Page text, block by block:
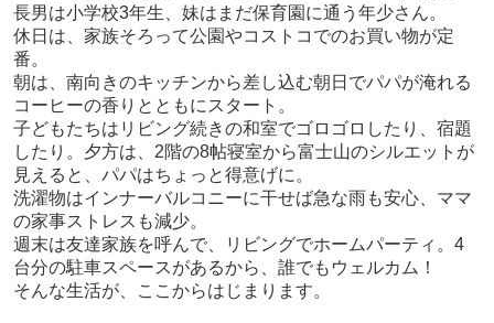
長男は小学校3年生、妹はまだ保育園に通う年少さん。
休日は、家族そろって公園やコストコでのお買い物が定
番。
朝は、南向きのキッチンから差し込む朝日でパパが淹れる
コーヒーの香りとともにスタート。
子どもたちはリビング続きの和室でゴロゴロしたり、宿題
したり。夕方は、2階の8帖寝室から富士山のシルエットが
見えると、パパはちょっと得意げに。
洗濯物はインナーバルコニーに干せば急な雨も安心、ママ
の家事ストレスも減少。
週末は友達家族を呼んで、リビングでホームパーティ。4
台分の駐車スペースがあるから、誰でもウェルカム！
そんな生活が、ここからはじまります。